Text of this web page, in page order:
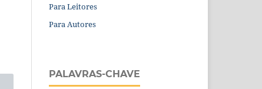
Para Leitores
Para Autores
PALAVRAS-CHAVE